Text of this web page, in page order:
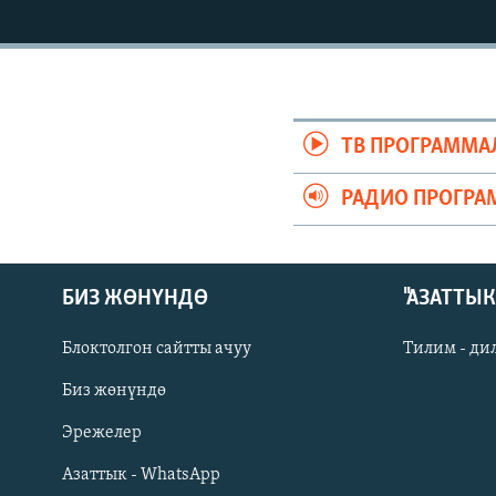
АЗАТТЫК+
Русский
ОНЛАЙН ШЕРИНЕ
ТВ
РАДИО
БИЗ ЖӨНҮНДӨ
Блоктолгон сайтты ачуу
Биз жөнүндө
Эрежелер
Азаттык - WhatsApp
Тилим -